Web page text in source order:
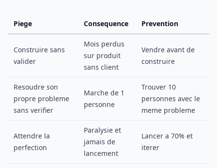
Piege Consequence Prevention
Construire sans
valider
Mois perdus
sur produit
sans client
Vendre avant de
construire
Resoudre son
propre probleme
sans verifier
Marche de 1
personne
Trouver 10
personnes avec le
meme probleme
Attendre la
perfection
Paralysie et
jamais de
lancement
Lancer a 70% et
iterer